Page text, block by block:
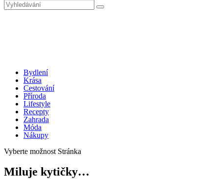
Bydlení
Krása
Cestování
Příroda
Lifestyle
Recepty
Zahrada
Móda
Nákupy
Vyberte možnost Stránka
Miluje kytičky…